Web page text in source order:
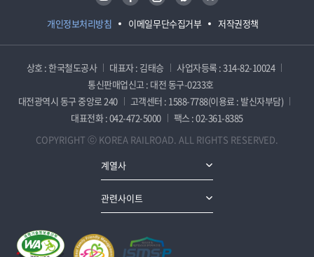
개인정보처리방침 이메일무단수집거부 저작권정책
상호 : 한국철도공사 대표자 : 김태승
사업자등록 : 314-82-10024
통신판매업신고 : 대전 동구-0233호
대전광역시 동구 중앙로 240
고객센터 : 1588-7788(이용료 : 발신자부담)
대표전화 : 042-472-5000
팩스 : 02-361-8385
COPYRIGHT ⓒ KOREA RAILROAD. ALL RIGHTS RESERVED.
계열사
관련사이트